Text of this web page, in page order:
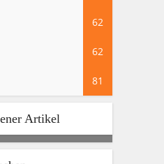
62
62
81
Artikel